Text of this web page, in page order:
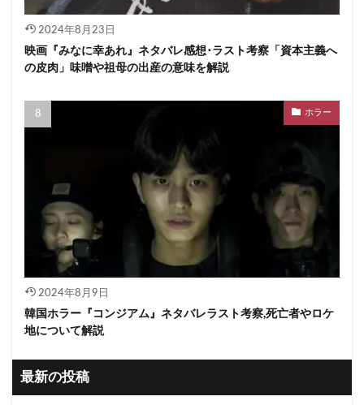
2024年8月23日
映画『みなに幸あれ』ネタバレ感想･ラスト考察「資本主義へ
の皮肉」味噌や祖母の出産の意味を解説
ホラー
2024年8月9日
韓国ホラー『コンジアム』ネタバレラスト考察,死亡者やロケ
地について解説
最新の投稿